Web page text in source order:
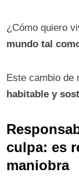
¿Cómo quiero
mundo tal
Este cambio de
habitable y
culpa: es
maniobra